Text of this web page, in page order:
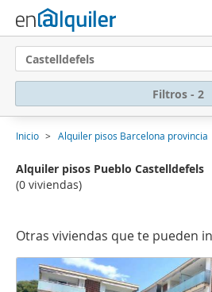
Castelldefels
Filtros - 2
Inicio Alquiler pisos Barcelona provincia
Alquiler pisos Pueblo Castelldefels
(0 viviendas)
Otras viviendas que te pueden